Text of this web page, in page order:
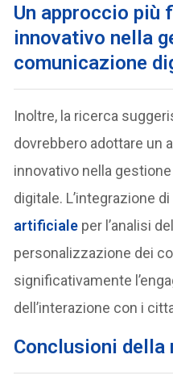
Un approccio più
innovativo nella
comunicazione
Inoltre, la ricerca
dovrebbero adottare un
innovativo nella
digitale. L’integrazione
artificiale per l’analisi
personalizzazione dei
significativamente
dell’interazione con i
Conclusioni della